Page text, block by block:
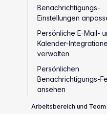
Benachrichtigungs-
Einstellungen
Persönliche E-Mail-
Kalender-
verwalten
Persönlichen
Benachrichtigungs-
ansehen